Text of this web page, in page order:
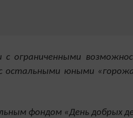
ограниченными
остальными юными
фондом «День добрых